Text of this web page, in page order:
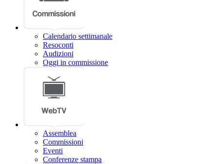
Calendario settimanale
Resoconti
Audizioni
Oggi in commissione
Assemblea
Commissioni
Eventi
Conferenze stampa